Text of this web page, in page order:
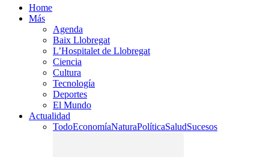
Home
Más
Agenda
Baix Llobregat
L’Hospitalet de Llobregat
Ciencia
Cultura
Tecnología
Deportes
El Mundo
Actualidad
TodoEconomíaNaturaPolíticaSaludSucesos